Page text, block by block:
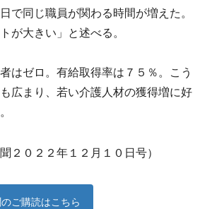
で同じ職員が関わる時間が増えた。
が大きい」と述べる。
はゼロ。有給取得率は７５％。こう
広まり、若い介護人材の獲得増に好
２０２２年１２月１０日号）
ご購読はこちら